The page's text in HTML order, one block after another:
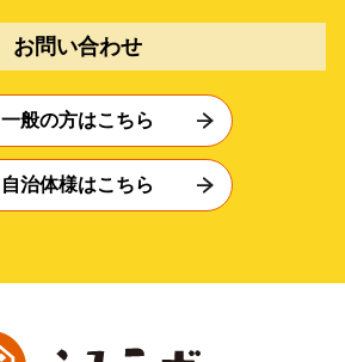
お問い合わせ
一般の方はこちら
自治体様はこちら